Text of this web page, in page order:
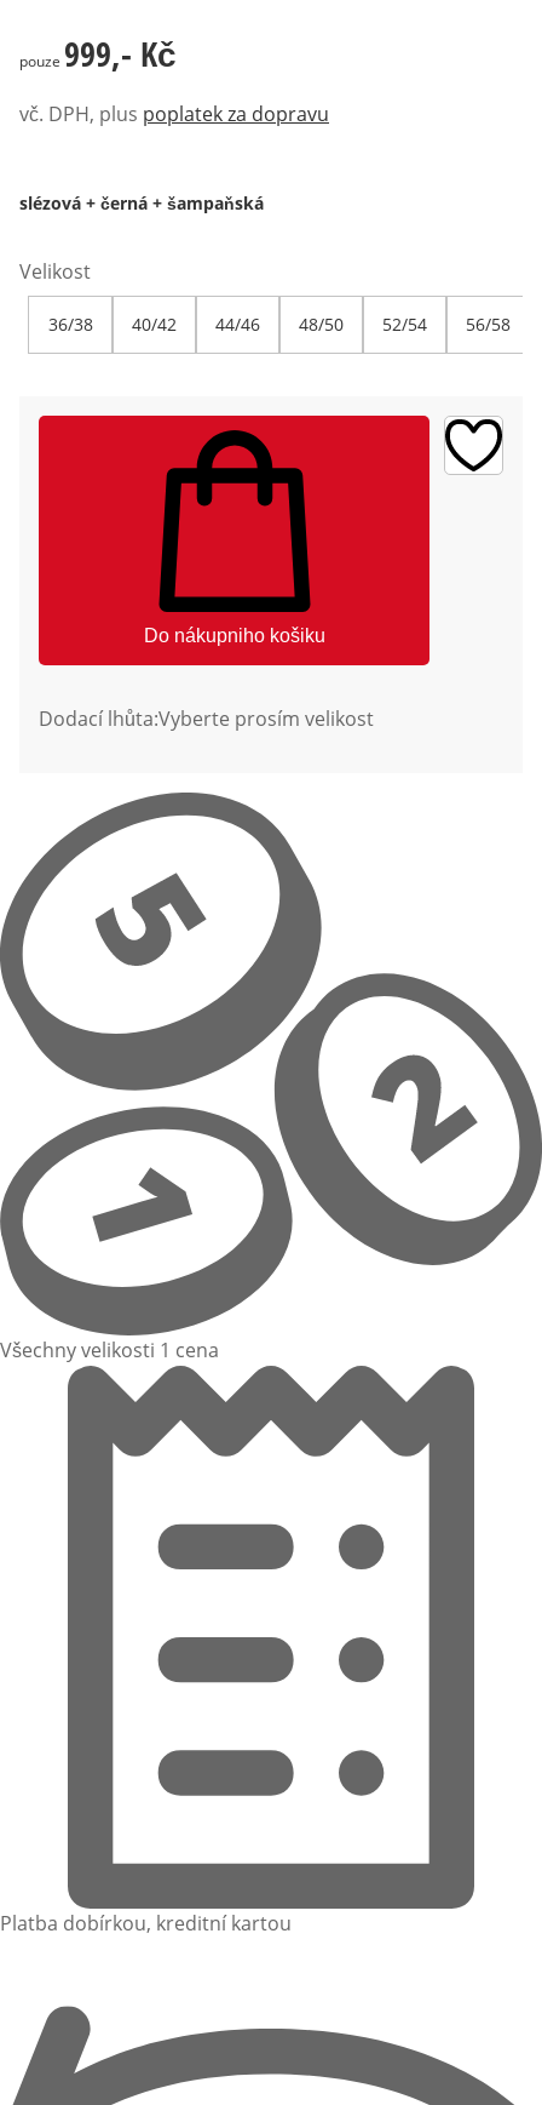
999,- Kč
pouze 999,- Kč
vč. DPH, plus poplatek za dopravu
slézová + černá + šampaňská
Velikost
36/38 40/42 44/46 48/50 52/54 56/58
Do nákupniho košiku
Dodací lhůta:Vyberte prosím velikost
Všechny velikosti 1 cena
Platba dobírkou, kreditní kartou